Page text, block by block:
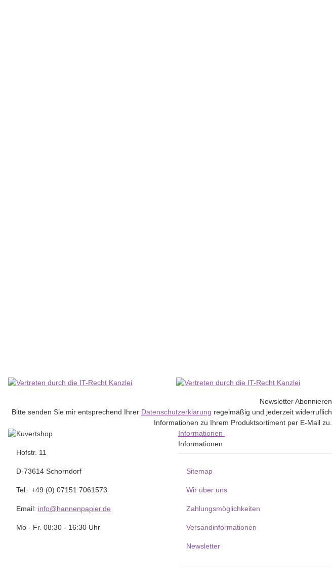
Newsletter Abonnieren
Bitte senden Sie mir entsprechend Ihrer Datenschutzerklärung regelmäßig und jederzeit widerruflich
Informationen zu Ihrem Produktsortiment per E-Mail zu.
Hofstr. 11
D-73614 Schorndorf
Tel: +49 (0) 07151 7061573
Email: info@hannenpapier.de
Mo - Fr. 08:30 - 16:30 Uhr
Informationen
Informationen
Sitemap
Wir über uns
Zahlungsmöglichkeiten
Versandinformationen
Newsletter